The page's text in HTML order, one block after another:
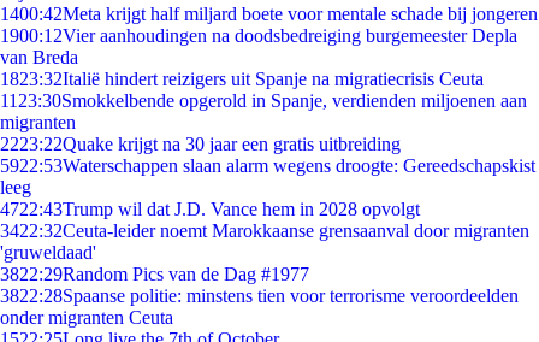
1400:42Meta krijgt half miljard boete voor mentale schade bij jongeren
1900:12Vier aanhoudingen na doodsbedreiging burgemeester Depla
van Breda
1823:32Italië hindert reizigers uit Spanje na migratiecrisis Ceuta
11 23:30Smokkelbende opgerold in Spanje, verdienden miljoenen aan
migranten
2223:22Quake krijgt na 30 jaar een gratis uitbreiding
5922:53Waterschappen slaan alarm wegens droogte: Gereedschapskist
leeg
4722:43Trump wil dat J.D. Vance hem in 2028 opvolgt
3422:32Ceuta-leider noemt Marokkaanse grensaanval door migranten
'gruweldaad'
3822:29Random Pics van de Dag #1977
3822:28Spaanse politie: minstens tien voor terrorisme veroordeelden
onder migranten Ceuta